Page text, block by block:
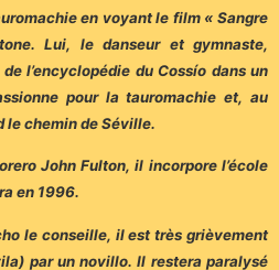
en voyant le film « Sangre
Lui, le danseur et gymnaste,
l’encyclopédie du Cossío dans un
pour la tauromachie et, au
le chemin de Séville.
John Fulton, il incorpore l’école
en 1996.
le conseille, il est très grièvement
par un novillo. Il restera paralysé